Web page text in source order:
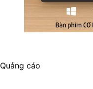
Quảng cáo